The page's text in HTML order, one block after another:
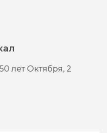
50 лет Октября, 2